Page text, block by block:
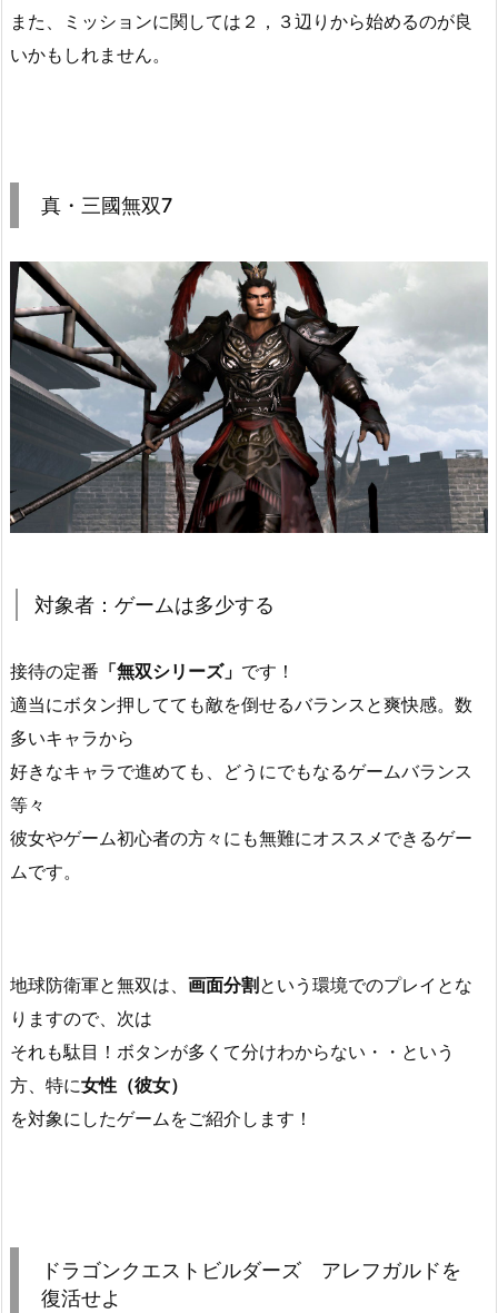
また、ミッションに関しては２，３辺りから始めるのが良
いかもしれません。
真・三國無双7
対象者：ゲームは多少する
接待の定番 「無双シリーズ」 です！
適当にボタン押してても敵を倒せるバランスと爽快感。数
多いキャラから
好きなキャラで進めても、どうにでもなるゲームバランス
等々
彼女やゲーム初心者の方々にも無難にオススメできるゲー
ムです。
地球防衛軍と無双は、 画面分割という環境でのプレイとな
りますので、次は
それも駄目！ボタンが多くて分けわからない・・という
方、特に女性（彼女）
を対象にしたゲームをご紹介します！
ドラゴンクエストビルダーズ アレフガルドを
復活せよ